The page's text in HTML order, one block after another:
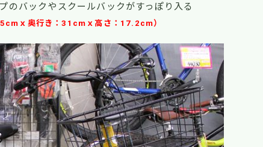
のバックやスクールバックがすっぽり入る
ｘ奥行き：31cmｘ高さ：17.2cm）